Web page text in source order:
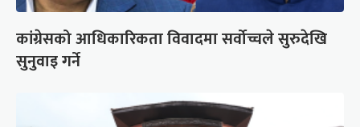
कांग्रेसको आधिकारिकता विवादमा सर्वोच्चले सुरुदेखि
सुनुवाइ गर्ने